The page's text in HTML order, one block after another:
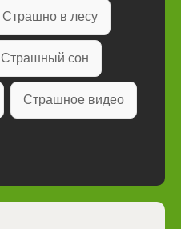
Страшно в лесу
Страшный сон
Страшное видео